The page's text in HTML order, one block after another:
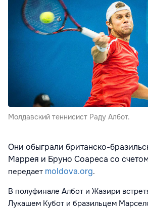
Молдавский теннисист Раду Албот.
Они обыграли британско-
Маррея и Бруно Соареса со
передает moldova.org.
В полуфинале Албот и Жазири
Лукашем Кубот и бразильцем